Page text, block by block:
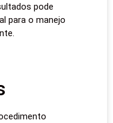
pode
para o manejo